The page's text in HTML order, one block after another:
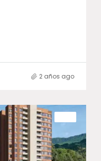
2 años ago